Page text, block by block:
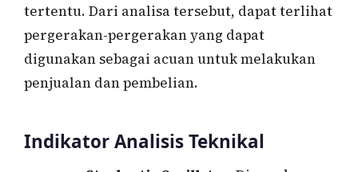
tertentu. Dari analisa tersebut, dapat terlihat
pergerakan-pergerakan yang dapat
digunakan sebagai acuan untuk melakukan
penjualan dan pembelian.
Indikator Analisis Teknikal